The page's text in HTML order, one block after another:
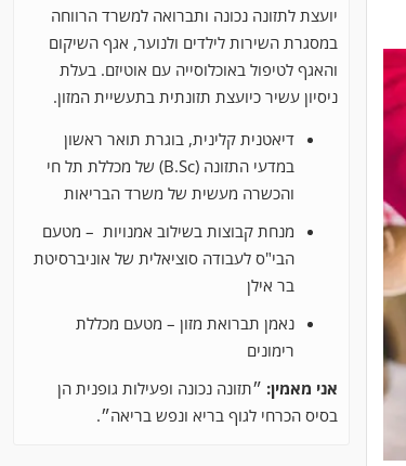
יועצת לתזונה נכונה ותברואה למשרד הרווחה
במסגרת השירות לילדים ולנוער, אגף השיקום
והאגף לטיפול באוכלוסייה עם אוטיזם. בעלת
ניסיון עשיר כיועצת תזונתית בתעשיית המזון.
דיאטנית קלינית, בוגרת תואר ראשון
במדעי התזונה (B.Sc) של מכללת תל חי
והכשרה מעשית של משרד הבריאות
מנחת קבוצות בשילוב אמנויות – מטעם
הבי"ס לעבודה סוציאלית של אוניברסיטת
בר אילן
נאמן תברואת מזון – מטעם מכללת
רימונים
אני מאמין: ״תזונה נכונה ופעילות גופנית הן
בסיס הכרחי לגוף בריא ונפש בריאה״.